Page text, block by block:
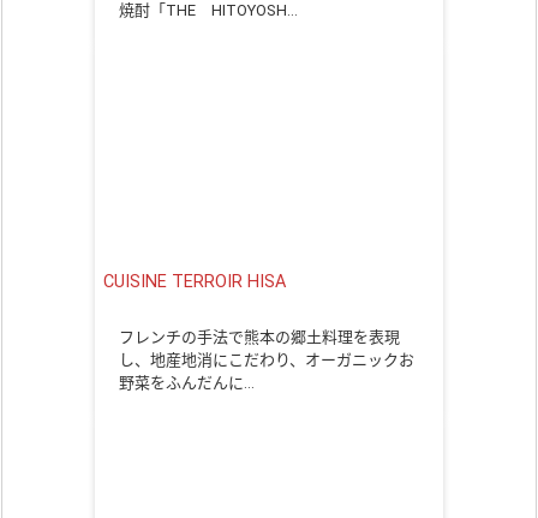
焼酎「THE HITOYOSH…
CUISINE TERROIR HISA
フレンチの手法で熊本の郷土料理を表現
し、地産地消にこだわり、オーガニックお
野菜をふんだんに…